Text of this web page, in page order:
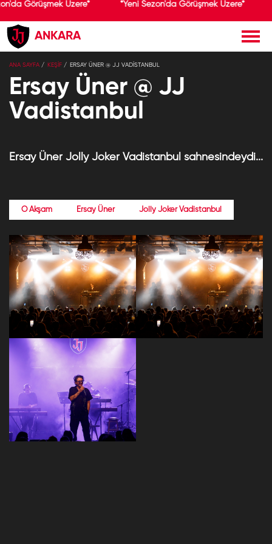
Görüşmek Üzere* *Yeni Sezon'da Görüşmek Üzere*
ANKARA
ANA SAYFA KEŞİF ERSAY ÜNER @ JJ VADISTANBUL
Ersay Üner @ JJ
Vadistanbul
Ersay Üner Jolly Joker Vadistanbul sahnesindeydi...
O Akşam Ersay Üner Jolly Joker Vadistanbul